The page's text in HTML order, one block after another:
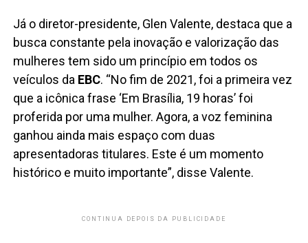
Já o diretor-presidente, Glen Valente, destaca que a
busca constante pela inovação e valorização das
mulheres tem sido um princípio em todos os
veículos da EBC. “No fim de 2021, foi a primeira vez
que a icônica frase ‘Em Brasília, 19 horas’ foi
proferida por uma mulher. Agora, a voz feminina
ganhou ainda mais espaço com duas
apresentadoras titulares. Este é um momento
histórico e muito importante”, disse Valente.
CONTINUA DEPOIS DA PUBLICIDADE